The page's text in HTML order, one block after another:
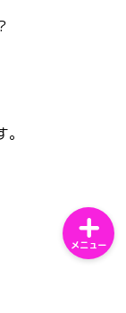
メニュー
ホーム
シー